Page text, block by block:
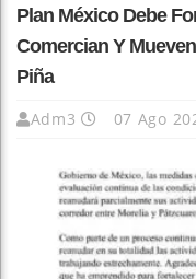
Plan México Debe
Comercian Y
Piña
Adm3 07 Ago